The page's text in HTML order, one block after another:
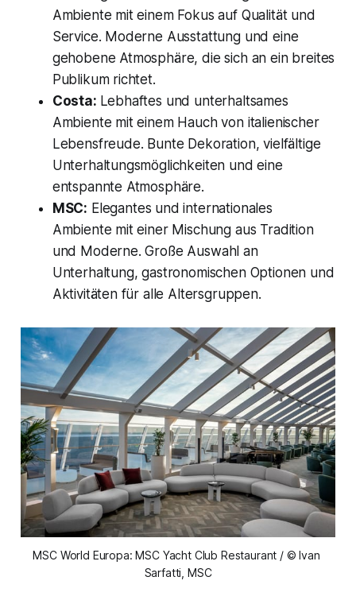
Ambiente mit einem Fokus auf Qualität und
Service. Moderne Ausstattung und eine
gehobene Atmosphäre, die sich an ein breites
Publikum richtet.
Costa: Lebhaftes und unterhaltsames
Ambiente mit einem Hauch von italienischer
Lebensfreude. Bunte Dekoration, vielfältige
Unterhaltungsmöglichkeiten und eine
entspannte Atmosphäre.
MSC: Elegantes und internationales
Ambiente mit einer Mischung aus Tradition
und Moderne. Große Auswahl an
Unterhaltung, gastronomischen Optionen und
Aktivitäten für alle Altersgruppen.
MSC World Europa: MSC Yacht Club Restaurant / © Ivan
Sarfatti, MSC